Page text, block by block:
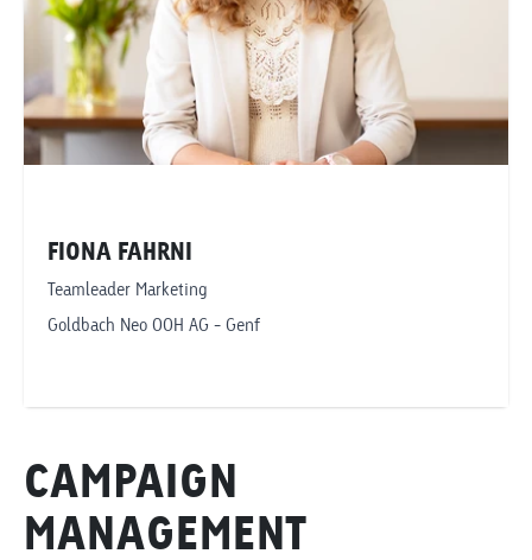
FIONA FAHRNI
Teamleader Marketing
Goldbach Neo OOH AG - Genf
fiona.fahrni@goldbachneo.com
Goldbach Neo OOH AG
CAMPAIGN
MANAGEMENT